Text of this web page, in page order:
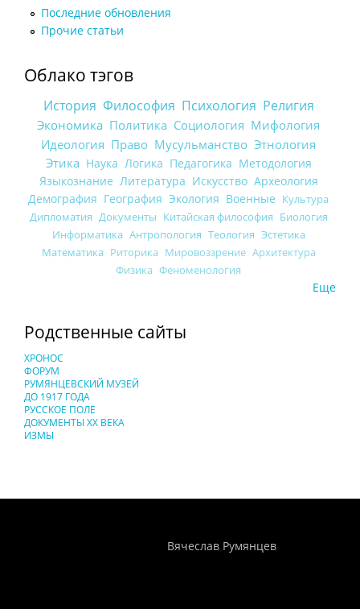
Последние обновления
Прочие статьи
Облако тэгов
История Философия Психология Религия
Экономика Политика Социология Мифология
Идеология Право Мусульманство Этнология
Этика Наука Логика Педагогика Методология
Языкознание Литература Искусство Археология
Демография География Экология Военные Культура
Дипломатия Документы Китайская философия Биология
Информатика Антропология Теология Эстетика
Математика Риторика Мировоззрение Архитектура
Физика Феноменология
Еще
Родственные сайты
ХРОНОС
ФОРУМ
РУМЯНЦЕВСКИЙ МУЗЕЙ
ДО 1917 ГОДА
РУССКОЕ ПОЛЕ
ДОКУМЕНТЫ XX ВЕКА
ИЗМЫ
Вячеслав Румянцев